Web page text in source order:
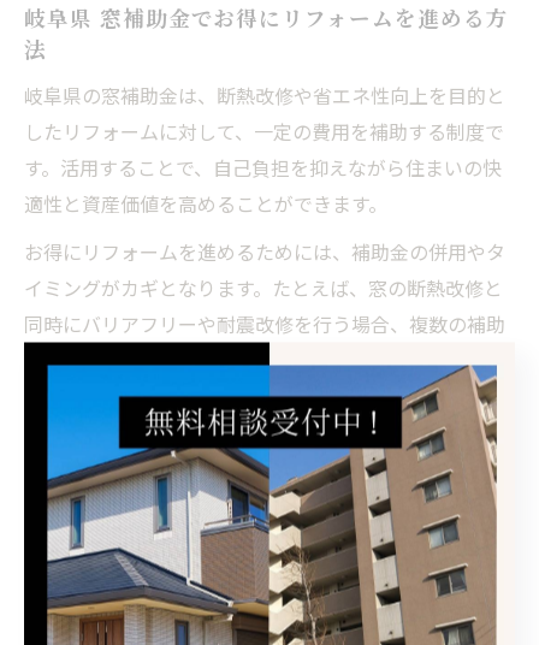
岐阜県 窓補助金でお得にリフォームを進める方
法
岐阜県の窓補助金は、断熱改修や省エネ性向上を目的と
したリフォームに対して、一定の費用を補助する制度で
す。活用することで、自己負担を抑えながら住まいの快
適性と資産価値を高めることができます。
お得にリフォームを進めるためには、補助金の併用やタ
イミングがカギとなります。たとえば、窓の断熱改修と
同時にバリアフリーや耐震改修を行う場合、複数の補助
金を組み合わせて申請できるケースがあります。また、
年度ごとに予算枠が設けられているため、早めの情報収
集と申請準備が重要です。
リフォーム計画の初期段階から、補助金申請に精通した
地元業者へ相談することで、無駄のない手続きと最適な
工事内容の提案が受けられます。岐阜県岐阜市で補助金
を使ったリフォームなら、株式会社H＆Kホーミーズがサ
ポートいたします。